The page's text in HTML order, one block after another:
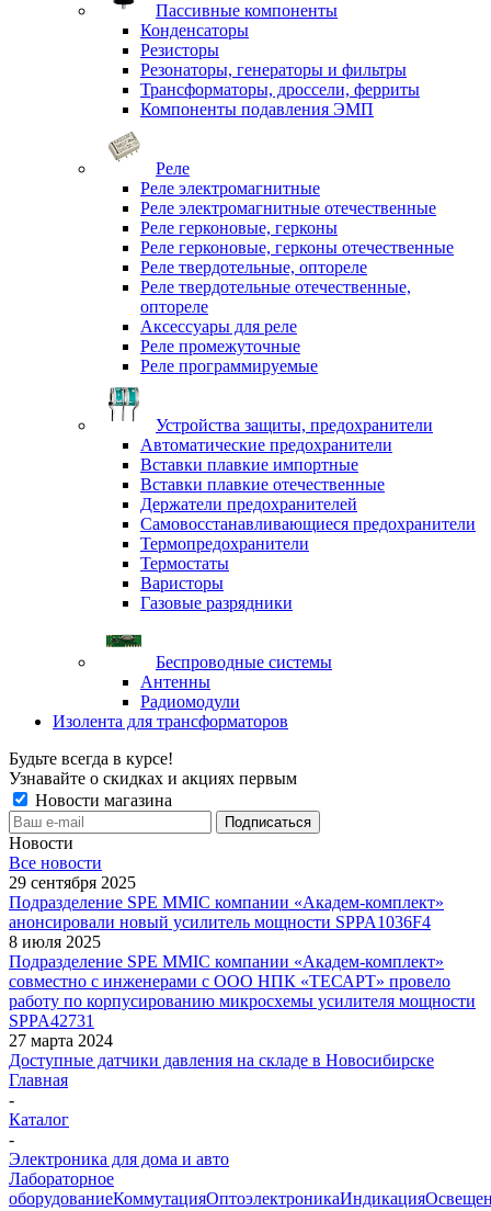
Пассивные компоненты
Конденсаторы
Резисторы
Резонаторы, генераторы и фильтры
Трансформаторы, дроссели, ферриты
Компоненты подавления ЭМП
Реле
Реле электромагнитные
Реле электромагнитные отечественные
Реле герконовые, герконы
Реле герконовые, герконы отечественные
Реле твердотельные, оптореле
Реле твердотельные отечественные,
оптореле
Аксессуары для реле
Реле промежуточные
Реле программируемые
Устройства защиты, предохранители
Автоматические предохранители
Вставки плавкие импортные
Вставки плавкие отечественные
Держатели предохранителей
Самовосстанавливающиеся предохранители
Термопредохранители
Термостаты
Варисторы
Газовые разрядники
Беспроводные системы
Антенны
Радиомодули
Изолента для трансформаторов
Будьте всегда в курсе!
Узнавайте о скидках и акциях первым
Новости магазина
Новости
Все новости
29 сентября 2025
Подразделение SPE MMIC компании «Академ-комплект»
анонсировали новый усилитель мощности SPPA1036F4
8 июля 2025
Подразделение SPE MMIC компании «Академ-комплект»
совместно с инженерами с ООО НПК «ТЕСАРТ» провело
работу по корпусированию микросхемы усилителя мощности
SPPA42731
27 марта 2024
Доступные датчики давления на складе в Новосибирске
Главная
-
Каталог
-
Электроника для дома и авто
Лабораторное
оборудованиеКоммутацияОптоэлектроникаИндикация